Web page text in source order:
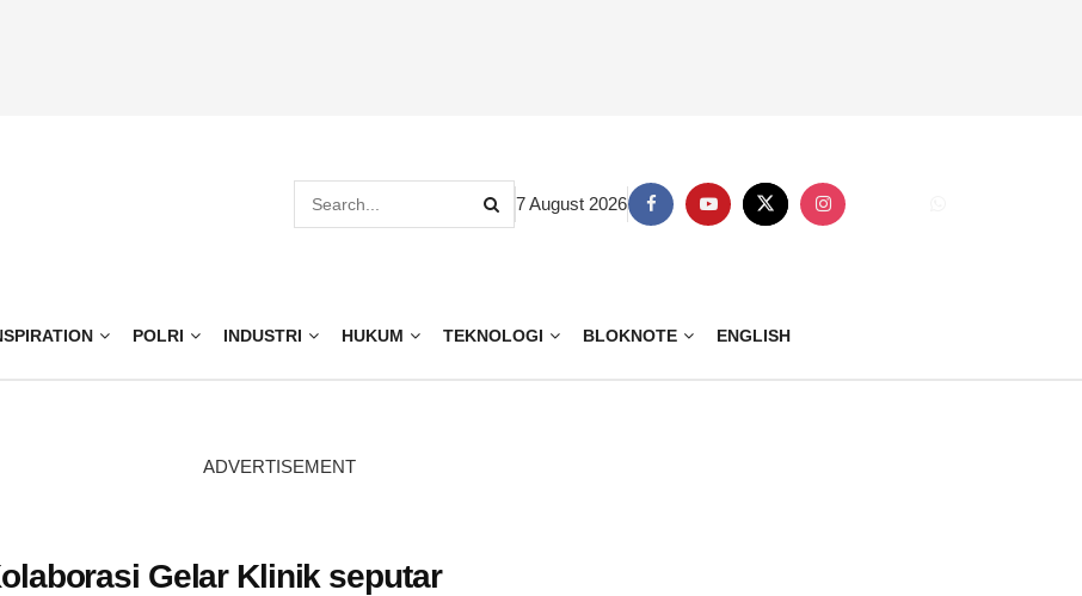
7 August 2026
POLRI INDUSTRI HUKUM TEKNOLOGI BLOKNOTE ENGLISH
ADVERTISEMENT
Gelar Klinik seputar